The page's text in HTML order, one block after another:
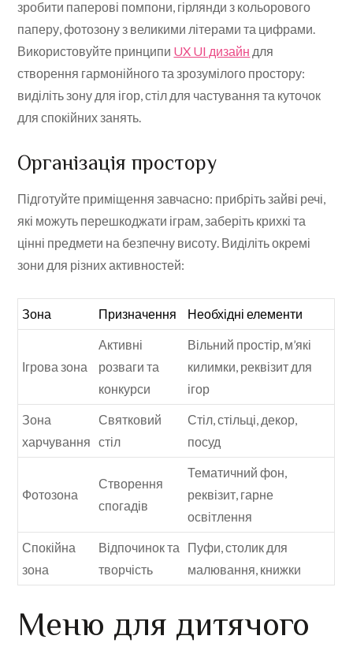
зробити паперові помпони, гірлянди з кольорового
паперу, фотозону з великими літерами та цифрами.
Використовуйте принципи UX UI дизайн для
створення гармонійного та зрозумілого простору:
виділіть зону для ігор, стіл для частування та куточок
для спокійних занять.
Організація простору
Підготуйте приміщення завчасно: прибріть зайві речі,
які можуть перешкоджати іграм, заберіть крихкі та
цінні предмети на безпечну висоту. Виділіть окремі
зони для різних активностей:
Зона Призначення Необхідні елементи
Ігрова зона
Активні
розваги та
конкурси
Вільний простір, м’які
килимки, реквізит для
ігор
Зона
харчування
Святковий
стіл
Стіл, стільці, декор,
посуд
Фотозона
Створення
спогадів
Тематичний фон,
реквізит, гарне
освітлення
Спокійна
зона
Відпочинок та
творчість
Пуфи, столик для
малювання, книжки
Меню для дитячого